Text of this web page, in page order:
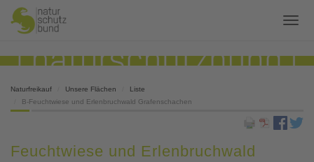
Naturfreikauf Unsere Flächen
Liste
B-Feuchtwiese und Erlenbruchwald Grafenschachen
Feuchtwiese und Erlenbruchwald